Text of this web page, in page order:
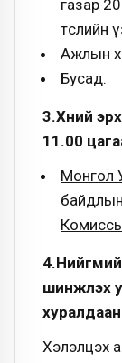
газар
төслийн
Ажлын
Бусад.
3.Хүний
11.00
Монгол
шинжлэх
Хэлэлцэх